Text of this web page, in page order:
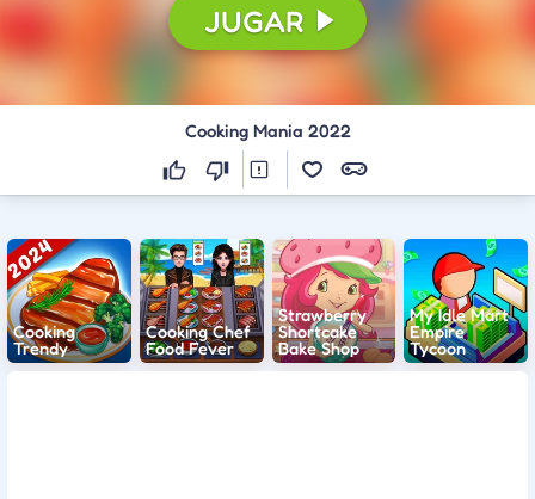
JUGAR
Cooking Mania 2022
Cooking
Trendy
Cooking Chef
Food Fever
Strawberry
Shortcake
Bake Shop
My Idle Mart
Empire
Tycoon